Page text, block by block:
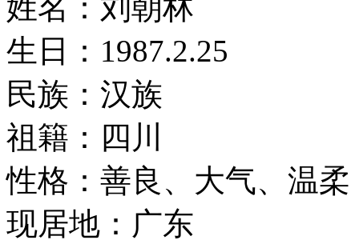
姓名：刘朝林
生日：1987.2.25
民族：汉族
祖籍：四川
性格：善良、大气、温柔
现居地：广东